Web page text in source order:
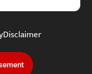
Disclaimer